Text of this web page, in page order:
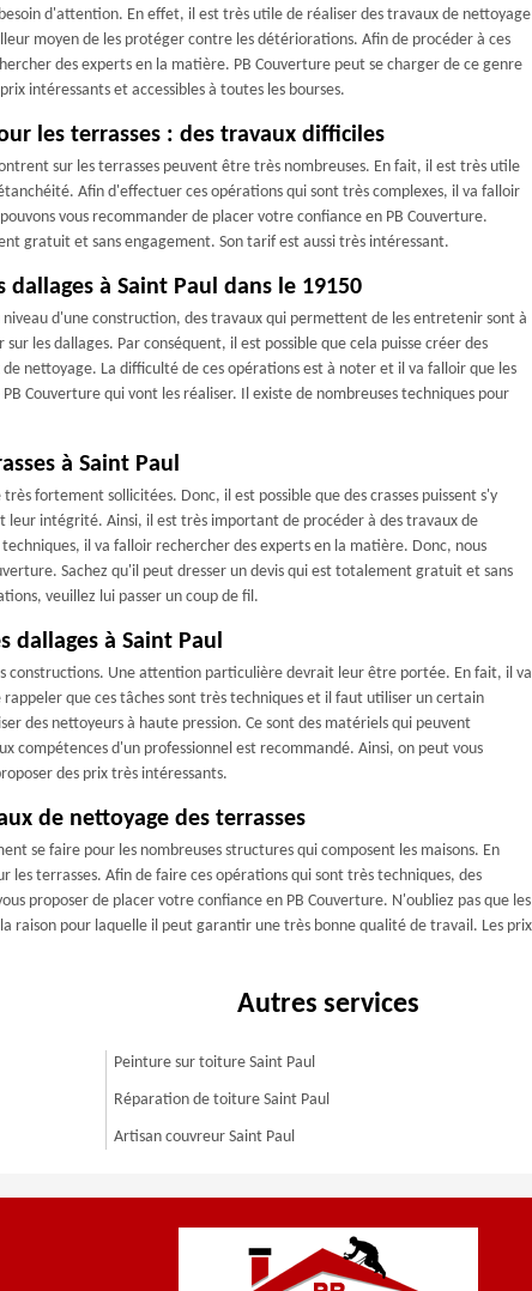
d'attention. En effet, il est très utile de réaliser des travaux de nettoyage
moyen de les protéger contre les détériorations. Afin de procéder à ces
des experts en la matière. PB Couverture peut se charger de ce genre
intéressants et accessibles à toutes les bourses.
les terrasses : des travaux difficiles
sur les terrasses peuvent être très nombreuses. En fait, il est très utile
Afin d'effectuer ces opérations qui sont très complexes, il va falloir
vous recommander de placer votre confiance en PB Couverture.
gratuit et sans engagement. Son tarif est aussi très intéressant.
à Saint Paul dans le 19150
d'une construction, des travaux qui permettent de les entretenir sont à
les dallages. Par conséquent, il est possible que cela puisse créer des
nettoyage. La difficulté de ces opérations est à noter et il va falloir que les
Couverture qui vont les réaliser. Il existe de nombreuses techniques pour
à Saint Paul
fortement sollicitées. Donc, il est possible que des crasses puissent s'y
leur intégrité. Ainsi, il est très important de procéder à des travaux de
il va falloir rechercher des experts en la matière. Donc, nous
Sachez qu'il peut dresser un devis qui est totalement gratuit et sans
veuillez lui passer un coup de fil.
dallages à Saint Paul
constructions. Une attention particulière devrait leur être portée. En fait, il va
que ces tâches sont très techniques et il faut utiliser un certain
des nettoyeurs à haute pression. Ce sont des matériels qui peuvent
compétences d'un professionnel est recommandé. Ainsi, on peut vous
des prix très intéressants.
de nettoyage des terrasses
se faire pour les nombreuses structures qui composent les maisons. En
terrasses. Afin de faire ces opérations qui sont très techniques, des
proposer de placer votre confiance en PB Couverture. N'oubliez pas que les
raison pour laquelle il peut garantir une très bonne qualité de travail. Les prix
Autres services
Peinture sur toiture Saint Paul
Réparation de toiture Saint Paul
Artisan couvreur Saint Paul